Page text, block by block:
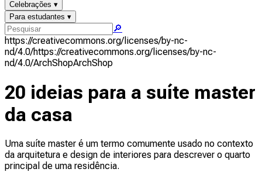
Celebrações ▾
Para estudantes ▾
🔎
https://creativecommons.org/licenses/by-nc-
nd/4.0/https://creativecommons.org/licenses/by-nc-
nd/4.0/ArchShopArchShop
20 ideias para a suíte master
da casa
Uma suíte master é um termo comumente usado no contexto
da arquitetura e design de interiores para descrever o quarto
principal de uma residência.